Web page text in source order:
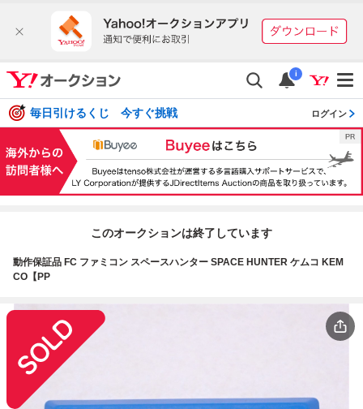
i
毎日引けるくじ 今すぐ挑戦 ログイン
このオークションは終了しています
動作保証品 FC ファミコン スペースハンター SPACE HUNTER ケムコ KEM
CO【PP